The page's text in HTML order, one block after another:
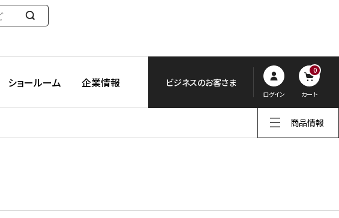
検
す
ショールーム 企業情報 ビジネスのお客さま
ログイン
0
カート
商品情報